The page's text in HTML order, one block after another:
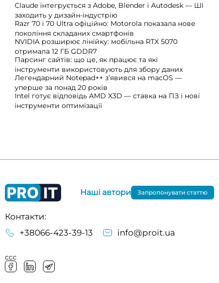
Claude інтегрується з Adobe, Blender і Autodesk — ШІ
заходить у дизайн-індустрію
Razr 70 і 70 Ultra офіційно: Motorola показала нове
покоління складаних смартфонів
NVIDIA розширює лінійку: мобільна RTX 5070
отримала 12 ГБ GDDR7
Парсинг сайтів: що це, як працює та які
інструменти використовують для збору даних
Легендарний Notepad++ з’явився на macOS —
уперше за понад 20 років
Intel готує відповідь AMD X3D — ставка на ПЗ і нові
інструменти оптимізації
Контакти:
+38066-423-39-13
info@proit.ua
ссс
Наші автори Запропонувати статтю